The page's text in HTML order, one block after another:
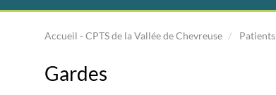
Accueil - CPTS de la Vallée de Chevreuse Patients
Gardes